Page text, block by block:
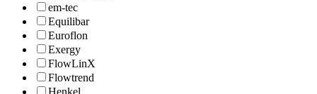
em-tec
Equilibar
Euroflon
Exergy
FlowLinX
Flowtrend
Henkel